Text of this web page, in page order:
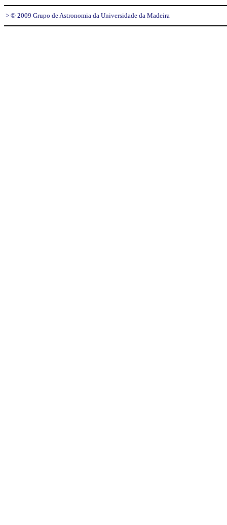
> © 2009 Grupo de Astronomia da Universidade da Madeira